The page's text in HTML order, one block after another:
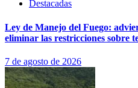
Destacadas
Ley de Manejo del Fuego:
eliminar las restricciones sobre
7 de agosto de 2026